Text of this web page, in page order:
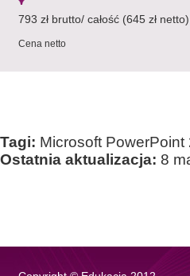
793 zł brutto/ całość (645 zł netto)
Cena netto
Tagi: Microsoft
Ostatnia aktualizacja: 8